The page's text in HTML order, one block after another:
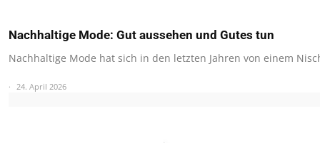
Nachhaltige Mode: Gut aussehen und Gutes tun
Nachhaltige Mode hat sich in den letzten Jahren von einem
24. April 2026